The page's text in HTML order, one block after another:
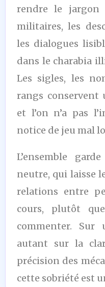
rendre le jargon
militaires, les
les dialogues
dans le charabia
Les sigles, les
rangs conservent
et l’on n’a pas
notice de jeu mal
L’ensemble
neutre, qui laisse
relations entre
cours, plutôt
commenter. Sur
autant sur la
précision des
cette sobriété est